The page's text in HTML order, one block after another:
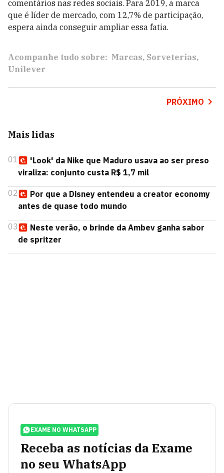
comentários nas redes sociais. Para 2019, a marca
que é líder de mercado, com 12,7% de participação,
espera ainda conseguir ampliar essa fatia.
Acompanhe tudo sobre: Marcas Sorveterias
Unilever
PRÓXIMO
Mais lidas
01
'Look' da Nike que Maduro usava ao ser preso
viraliza: conjunto custa R$ 1,7 mil
02
Por que a Disney entendeu a creator economy
antes de quase todo mundo
03
Neste verão, o brinde da Ambev ganha sabor
de spritzer
EXAME NO WHATSAPP
Receba as notícias da Exame
no seu WhatsApp